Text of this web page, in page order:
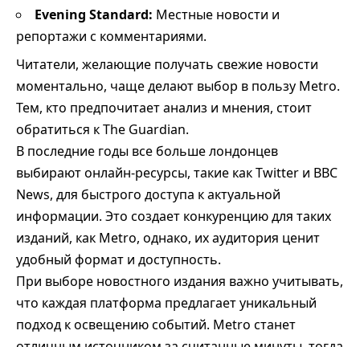
Evening Standard: Местные новости и
репортажи с комментариями.
Читатели, желающие получать свежие новости
моментально, чаще делают выбор в пользу Metro.
Тем, кто предпочитает анализ и мнения, стоит
обратиться к The Guardian.
В последние годы все больше лондонцев
выбирают онлайн-ресурсы, такие как Twitter и BBC
News, для быстрого доступа к актуальной
информации. Это создает конкуренцию для таких
изданий, как Metro, однако, их аудитория ценит
удобный формат и доступность.
При выборе новостного издания важно учитывать,
что каждая платформа предлагает уникальный
подход к освещению событий. Metro станет